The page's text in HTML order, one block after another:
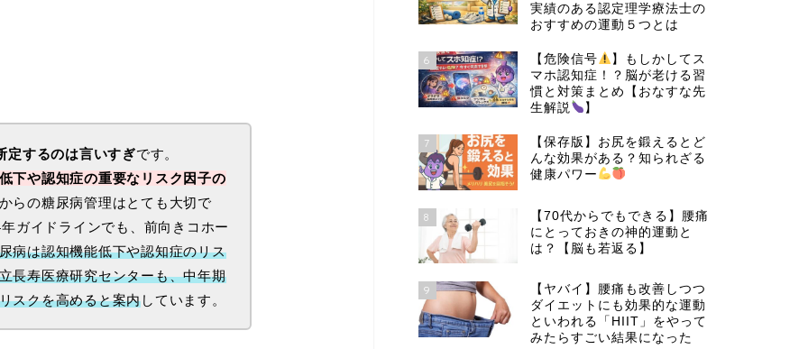
定するのは言いすぎです。
下や認知症の重要なリスク因子の
らの糖尿病管理はとても大切で
ガイドラインでも、前向きコホー
病は認知機能低下や認知症のリス
長寿医療研究センターも、中年期
スクを高めると案内しています。
実績のある認定理学療法士の
おすすめの運動５つとは
6 【危険信号
】もしかしてス
マホ認知症！？脳が老ける習
慣と対策まとめ【おなすな先
生解説
】
7
【保存版】お尻を鍛えるとど
んな効果がある？知られざる
健康パワー
8
【70代からでもできる】腰痛
にとっておきの神的運動と
は？【脳も若返る】
9
【ヤバイ】腰痛も改善しつつ
ダイエットにも効果的な運動
といわれる「HIIT」をやって
みたらすごい結果になった